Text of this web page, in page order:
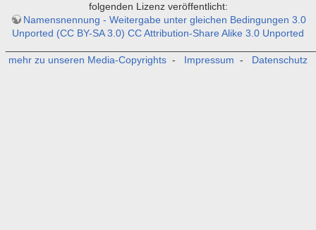
folgenden Lizenz veröffentlicht:
Namensnennung - Weitergabe unter gleichen Bedingungen 3.0
Unported (CC BY-SA 3.0) CC Attribution-Share Alike 3.0 Unported
mehr zu unseren Media-Copyrights - Impressum - Datenschutz